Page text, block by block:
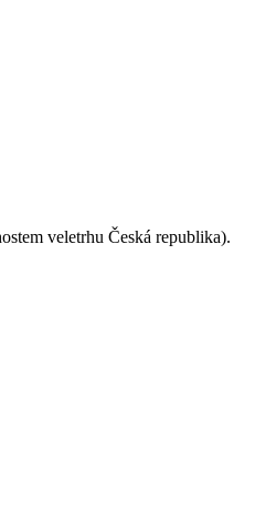
veletrhu Česká republika).